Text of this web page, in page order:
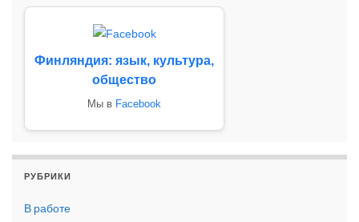
Финляндия: язык, культура,
общество
Мы в Facebook
РУБРИКИ
В работе